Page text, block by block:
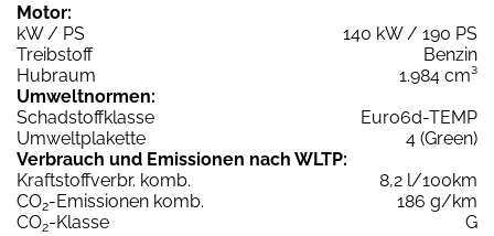
Motor:
kW / PS
140 kW / 190 PS
Treibstoff
Benzin
Hubraum
1.984 cm³
Umweltnormen:
Schadstoffklasse
Euro6d-TEMP
Umweltplakette
4 (Green)
Verbrauch und Emissionen nach WLTP:
Kraftstoffverbr. komb.
8,2 l/100km
CO2-Emissionen komb.
186 g/km
CO2-Klasse
G